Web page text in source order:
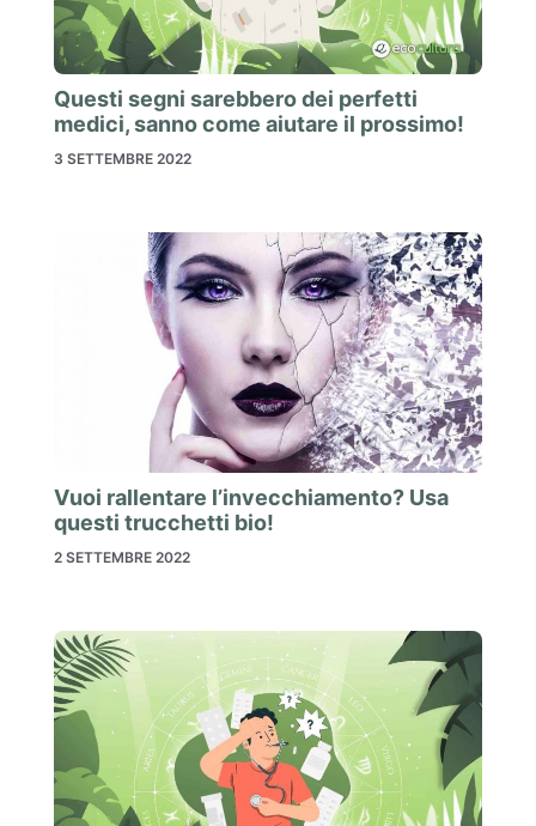
Questi segni sarebbero dei perfetti
medici, sanno come aiutare il prossimo!
3 SETTEMBRE 2022
Vuoi rallentare l’invecchiamento? Usa
questi trucchetti bio!
2 SETTEMBRE 2022